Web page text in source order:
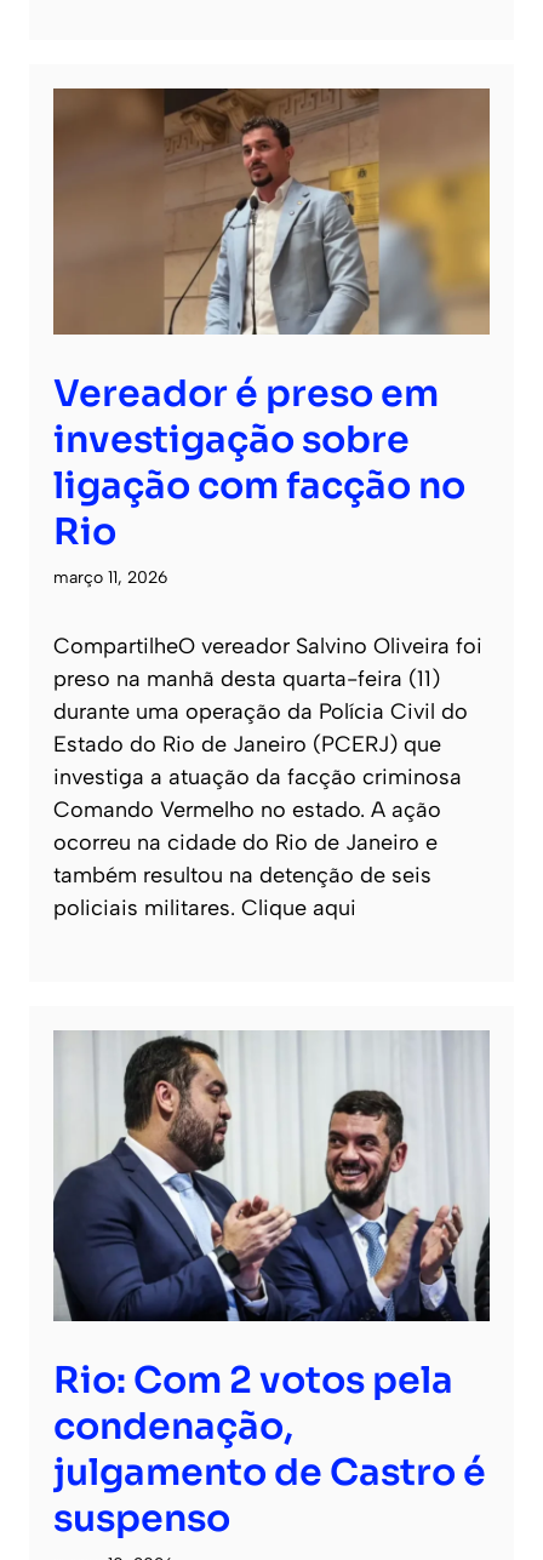
Vereador é preso em
investigação sobre
ligação com facção no
Rio
março 11, 2026
CompartilheO vereador Salvino Oliveira foi
preso na manhã desta quarta-feira (11)
durante uma operação da Polícia Civil do
Estado do Rio de Janeiro (PCERJ) que
investiga a atuação da facção criminosa
Comando Vermelho no estado. A ação
ocorreu na cidade do Rio de Janeiro e
também resultou na detenção de seis
policiais militares. Clique aqui
Rio: Com 2 votos pela
condenação,
julgamento de Castro é
suspenso